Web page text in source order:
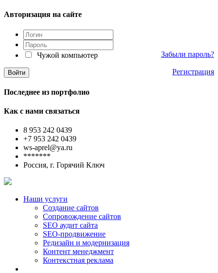
Авторизация на сайте
Чужой компьютер Забыли пароль?
Регистрация
Последнее из портфолио
Как с нами связаться
8 953 242 0439
+7 953 242 0439
ws-aprel@ya.ru
*******
Россия, г. Горячий Ключ
Наши услуги
Создание сайтов
Сопровождение сайтов
SEO аудит сайта
SEO-продвижение
Редизайн и модернизация
Контент менеджмент
Контекстная реклама